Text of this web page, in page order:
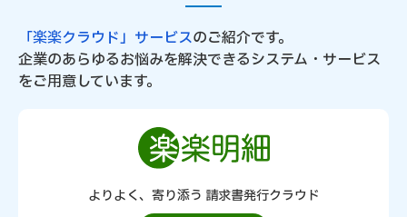
「楽楽クラウド」サービスのご紹介です。
企業のあらゆるお悩みを解決できるシステム・サービス
をご用意しています。
よりよく、寄り添う 請求書発行クラウド